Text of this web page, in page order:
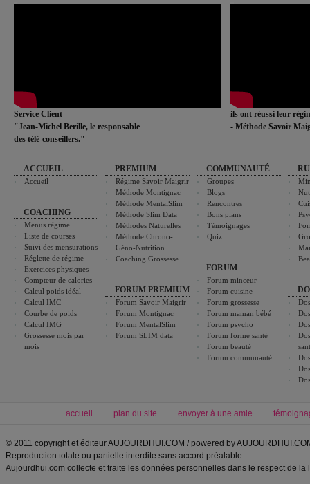
Service Client
"Jean-Michel Berille, le responsable
des télé-conseillers."
ils ont réussi leur
- Méthode Savoir
ACCUEIL
Accueil
COACHING
Menus régime
Liste de courses
Suivi des mensurations
Réglette de régime
Exercices physiques
Compteur de calories
Calcul poids idéal
Calcul IMC
Courbe de poids
Calcul IMG
Grossesse mois par
mois
PREMIUM
Régime Savoir Maigrir
Méthode Montignac
Méthode MentalSlim
Méthode Slim Data
Méthodes Naturelles
Méthode Chrono-
Géno-Nutrition
Coaching Grossesse
FORUM PREMIUM
Forum Savoir Maigrir
Forum Montignac
Forum MentalSlim
Forum SLIM data
COMMUNAUTÉ
Groupes
Blogs
Rencontres
Bons plans
Témoignages
Quiz
FORUM
Forum minceur
Forum cuisine
Forum grossesse
Forum maman bébé
Forum psycho
Forum forme santé
Forum beauté
Forum communauté
accueil plan du site envoyer à une amie
© 2011 copyright et éditeur AUJOURDHUI.COM / powered by
Reproduction totale ou partielle interdite sans accord préalable.
Aujourdhui.com collecte et traite les données personnelles dans le respect de